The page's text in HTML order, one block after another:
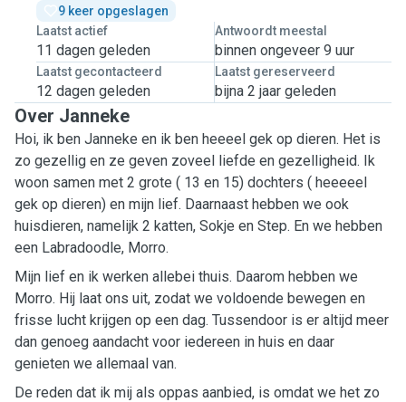
9 keer opgeslagen
Laatst actief
11 dagen geleden
Antwoordt meestal
binnen ongeveer 9 uur
Laatst gecontacteerd
12 dagen geleden
Laatst gereserveerd
bijna 2 jaar geleden
Over Janneke
Hoi, ik ben Janneke en ik ben heeeel gek op dieren. Het is
zo gezellig en ze geven zoveel liefde en gezelligheid. Ik
woon samen met 2 grote ( 13 en 15) dochters ( heeeeel
gek op dieren) en mijn lief. Daarnaast hebben we ook
huisdieren, namelijk 2 katten, Sokje en Step. En we hebben
een Labradoodle, Morro.
Mijn lief en ik werken allebei thuis. Daarom hebben we
Morro. Hij laat ons uit, zodat we voldoende bewegen en
frisse lucht krijgen op een dag. Tussendoor is er altijd meer
dan genoeg aandacht voor iedereen in huis en daar
genieten we allemaal van.
De reden dat ik mij als oppas aanbied, is omdat we het zo